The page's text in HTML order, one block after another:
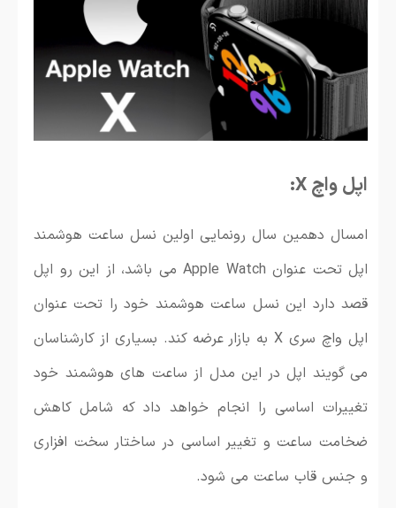
اپل واچ X:
امسال دهمین سال رونمایی اولین نسل ساعت هوشمند
اپل تحت عنوان Apple Watch می باشد، از این رو اپل
قصد دارد این نسل ساعت هوشمند خود را تحت عنوان
اپل واچ سری X به بازار عرضه کند. بسیاری از کارشناسان
می گویند اپل در این مدل از ساعت های هوشمند خود
تغییرات اساسی را انجام خواهد داد که شامل کاهش
ضخامت ساعت و تغییر اساسی در ساختار سخت افزاری
و جنس قاب ساعت می شود.